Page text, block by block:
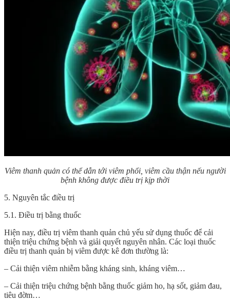
Viêm thanh quản có thể dẫn tới viêm phổi, viêm cầu thận nếu người
bệnh không được điều trị kịp thời
5. Nguyên tắc điều trị
5.1. Điều trị bằng thuốc
Hiện nay, điều trị viêm thanh quản chủ yếu sử dụng thuốc để cải
thiện triệu chứng bệnh và giải quyết nguyên nhân. Các loại thuốc
điều trị thanh quản bị viêm được kê đơn thường là:
– Cải thiện viêm nhiễm bằng kháng sinh, kháng viêm…
– Cải thiện triệu chứng bệnh bằng thuốc giảm ho, hạ sốt, giảm đau,
tiêu đờm…